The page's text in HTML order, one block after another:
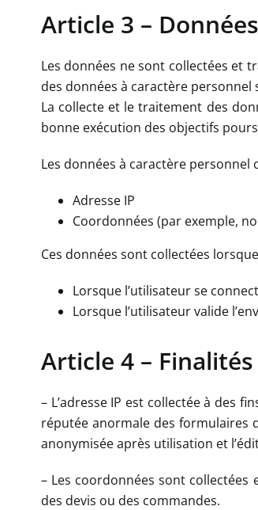
Article 3 –
Les données ne sont collectées et
des données à caractère
La collecte et le traitement des
bonne exécution des objectifs
Les données à caractère personnel
Adresse IP
Coordonnées (par exemple,
Ces données sont collectées
Lorsque l’utilisateur se
Lorsque l’utilisateur valide
Article 4 –
– L’adresse IP est collectée à des
réputée anormale des formulaires
anonymisée après utilisation et
– Les coordonnées sont
des devis ou des commandes.